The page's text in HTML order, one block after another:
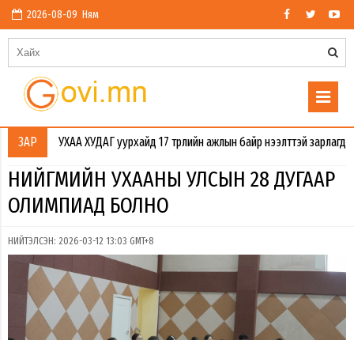
2026-08-09 Ням
ЗАР
УХАА ХУДАГ уурхайд 17 төрлийн ажлын байр нээлттэй зарлагдлаа.
НИЙГМИЙН УХААНЫ УЛСЫН 28 ДУГААР
ОЛИМПИАД БОЛНО
НИЙТЭЛСЭН: 2026-03-12 13:03 GMT+8